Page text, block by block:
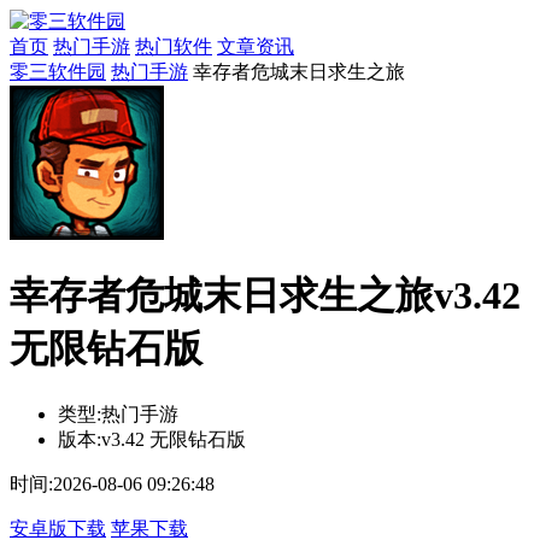
首页 热门手游 热门软件 文章资讯
零三软件园 热门手游 幸存者危城末日求生之旅
幸存者危城末日求生之旅v3.42
无限钻石版
类型:热门手游
版本:v3.42 无限钻石版
时间:2026-08-06 09:26:48
安卓版下载 苹果下载